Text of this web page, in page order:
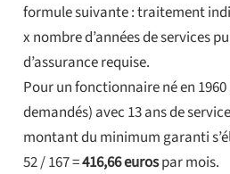
formule suivante : traitement
x nombre d’années de services
d’assurance requise.
Pour un fonctionnaire né en
demandés) avec 13 ans de
montant du minimum garanti
52 / 167 =416,66 eurospar mois.